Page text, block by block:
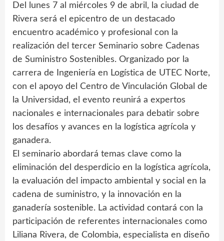
Del lunes 7 al miércoles 9 de abril, la ciudad de
Rivera será el epicentro de un destacado
encuentro académico y profesional con la
realización del tercer Seminario sobre Cadenas
de Suministro Sostenibles. Organizado por la
carrera de Ingeniería en Logística de UTEC Norte,
con el apoyo del Centro de Vinculación Global de
la Universidad, el evento reunirá a expertos
nacionales e internacionales para debatir sobre
los desafíos y avances en la logística agrícola y
ganadera.
El seminario abordará temas clave como la
eliminación del desperdicio en la logística agrícola,
la evaluación del impacto ambiental y social en la
cadena de suministro, y la innovación en la
ganadería sostenible. La actividad contará con la
participación de referentes internacionales como
Liliana Rivera, de Colombia, especialista en diseño